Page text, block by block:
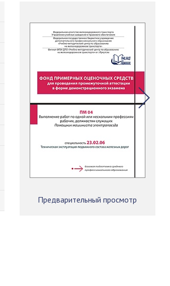
Предварительный просмотр